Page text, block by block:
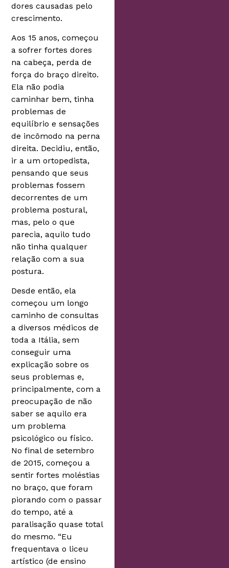
dores causadas pelo
crescimento.
Aos 15 anos, começou
a sofrer fortes dores
na cabeça, perda de
força do braço direito.
Ela não podia
caminhar bem, tinha
problemas de
equilíbrio e sensações
de incômodo na perna
direita. Decidiu, então,
ir a um ortopedista,
pensando que seus
problemas fossem
decorrentes de um
problema postural,
mas, pelo o que
parecia, aquilo tudo
não tinha qualquer
relação com a sua
postura.
Desde então, ela
começou um longo
caminho de consultas
a diversos médicos de
toda a Itália, sem
conseguir uma
explicação sobre os
seus problemas e,
principalmente, com a
preocupação de não
saber se aquilo era
um problema
psicológico ou físico.
No final de setembro
de 2015, começou a
sentir fortes moléstias
no braço, que foram
piorando com o passar
do tempo, até a
paralisação quase total
do mesmo. “Eu
frequentava o liceu
artístico (de ensino